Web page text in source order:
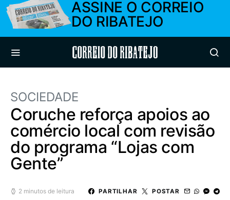
ASSINE O CORREIO
DO RIBATEJO
Correio do Ribatejo
SOCIEDADE
Coruche reforça apoios ao
comércio local com revisão
do programa “Lojas com
Gente”
2 minutos de leitura PARTILHAR POSTAR